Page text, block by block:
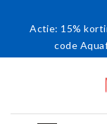
Actie: 15%
code